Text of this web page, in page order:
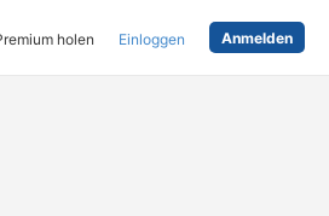
holen Einloggen Anmelden